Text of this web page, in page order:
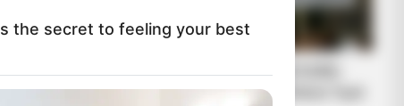
Υγειονομικοί: Επιστολή-
κόλαφος στην επέτειο των
the secret to feeling your best